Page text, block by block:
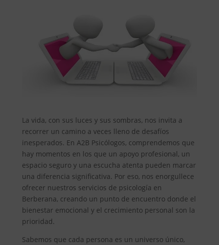
La vida, con sus luces y sus sombras, nos invita a
recorrer un camino a veces lleno de desafíos
inesperados. En A2B Psicólogos, comprendemos que
hay momentos en los que un apoyo profesional, un
espacio seguro y una escucha atenta pueden marcar
una diferencia significativa. Por eso, nos enorgullece
ofrecer nuestros servicios de psicología en
Berberana, creando un punto de encuentro donde el
bienestar emocional y el crecimiento personal son la
prioridad.
Sabemos que cada persona es un universo único,